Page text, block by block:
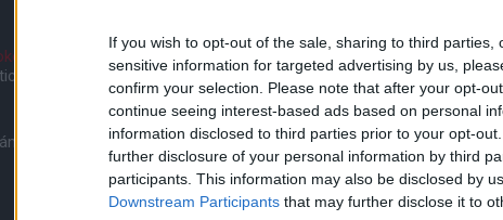
If you wish to opt-out of the sale, sharing to third
sensitive information for targeted advertising by us,
confirm your selection. Please note that after your opt-
continue seeing interest-based ads based on personal
information disclosed to third parties prior to your opt-
further disclosure of your personal information by third
participants. This information may also be disclosed by
Downstream Participants that may further disclose it to
Instagramon és
YouTube-on is!
mobil applikációt AndroidraésiOS-re!
adományoddal a ManUtdFanatics.hu működését!